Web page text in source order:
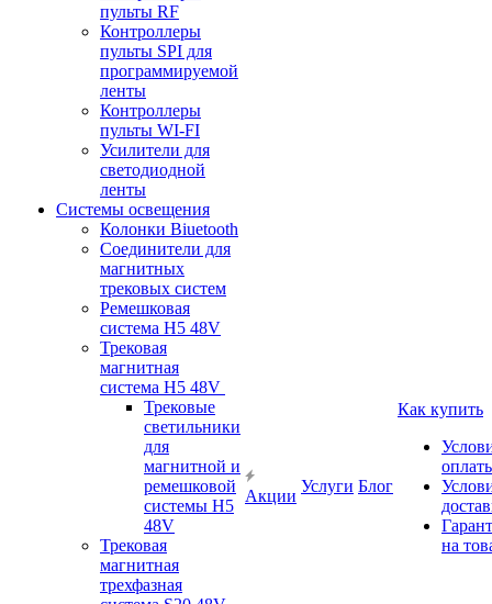
пульты RF
Контроллеры
пульты SPI для
программируемой
ленты
Контроллеры
пульты WI-FI
Усилители для
светодиодной
ленты
Системы освещения
Колонки Biuetooth
Соединители для
магнитных
трековых систем
Ремешковая
система H5 48V
Трековая
магнитная
система H5 48V
Трековые
светильники
для
магнитной и
ремешковой
системы H5
48V
Трековая
магнитная
трехфазная
Акции
Услуги Блог
Как купить
на